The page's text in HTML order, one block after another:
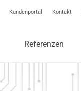
Kundenportal Kontakt
Referenzen